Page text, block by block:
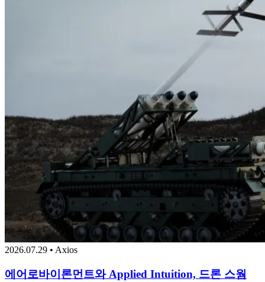
2026.07.29 • Axios
에어로바이론먼트와 Applied Intuition, 드론 스웜